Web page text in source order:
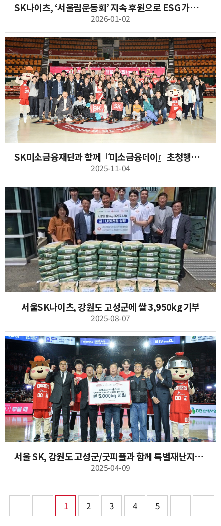
SK나이츠, ‘서울림운동회’ 지속 후원으로 ESG 가치 실천
2026-01-02
SK미소금융재단과 함께『미소금융데이』초청행사 시행
2025-11-04
서울SK나이츠, 강원도 고성군에 쌀 3,950kg 기부
2025-08-07
서울 SK, 강원도 고성군/굿피플과 함께 특별재난지역 쌀 기부
2025-04-09
1 2 3 4 5